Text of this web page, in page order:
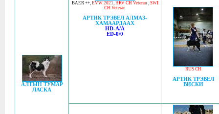
АЛТЫН ТУМАР
ЛАСКА
BAER ++, EVW 2021, HRV CH Veteran , SWI
CH Veteran
АРТИК ТРЭВЕЛ АЛМАЗ-
ХАМААРДААХ
HD-A/A
ED-0/0
RUS CH
АРТИК ТРЭВЕЛ
ВИСКИ